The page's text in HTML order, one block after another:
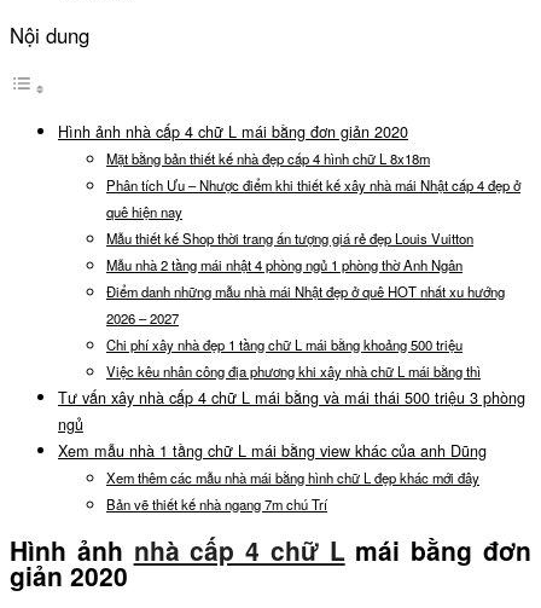
Nội dung
Hình ảnh nhà cấp 4 chữ L mái bằng đơn giản 2020
Mặt bằng bản thiết kế nhà đẹp cấp 4 hình chữ L 8x18m
Phân tích Ưu – Nhược điểm khi thiết kế xây nhà mái Nhật cấp 4 đẹp ở
quê hiện nay
Mẫu thiết kế Shop thời trang ấn tượng giá rẻ đẹp Louis Vuitton
Mẫu nhà 2 tầng mái nhật 4 phòng ngủ 1 phòng thờ Anh Ngân
Điểm danh những mẫu nhà mái Nhật đẹp ở quê HOT nhất xu hướng
2026 – 2027
Chi phí xây nhà đẹp 1 tầng chữ L mái bằng khoảng 500 triệu
Việc kêu nhân công địa phương khi xây nhà chữ L mái bằng thì
Tư vấn xây nhà cấp 4 chữ L mái bằng và mái thái 500 triệu 3 phòng
ngủ
Xem mẫu nhà 1 tầng chữ L mái bằng view khác của anh Dũng
Xem thêm các mẫu nhà mái bằng hình chữ L đẹp khác mới đây
Bản vẽ thiết kế nhà ngang 7m chú Trí
Hình ảnh nhà cấp 4 chữ Lmái bằng đơn
giản 2020